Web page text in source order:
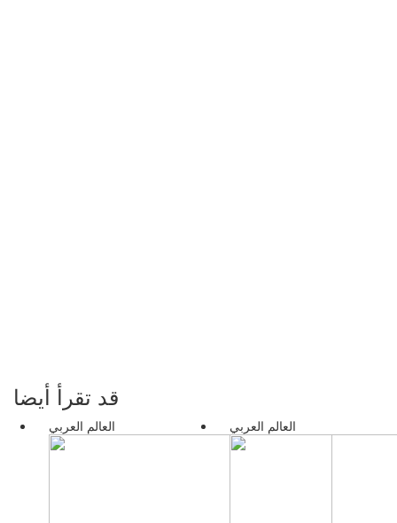
قد تقرأ أيضا
العالم العربي العالم العربي